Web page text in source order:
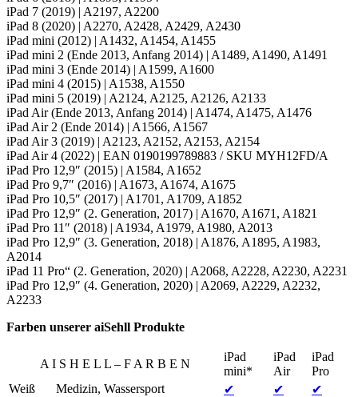
iPad 7 (2019) | A2197, A2200
iPad 8 (2020) | A2270, A2428, A2429, A2430
iPad mini (2012) | A1432, A1454, A1455
iPad mini 2 (Ende 2013, Anfang 2014) | A1489, A1490, A1491
iPad mini 3 (Ende 2014) | A1599, A1600
iPad mini 4 (2015) | A1538, A1550
iPad mini 5 (2019) | A2124, A2125, A2126, A2133
iPad Air (Ende 2013, Anfang 2014) | A1474, A1475, A1476
iPad Air 2 (Ende 2014) | A1566, A1567
iPad Air 3 (2019) | A2123, A2152, A2153, A2154
iPad Air 4 (2022) | EAN 0190199789883 / SKU MYH12FD/A
iPad Pro 12,9″ (2015) | A1584, A1652
iPad Pro 9,7″ (2016) | A1673, A1674, A1675
iPad Pro 10,5″ (2017) | A1701, A1709, A1852
iPad Pro 12,9″ (2. Generation, 2017) | A1670, A1671, A1821
iPad Pro 11″ (2018) | A1934, A1979, A1980, A2013
iPad Pro 12,9″ (3. Generation, 2018) | A1876, A1895, A1983,
A2014
iPad 11 Pro“ (2. Generation, 2020) | A2068, A2228, A2230, A2231
iPad Pro 12,9″ (4. Generation, 2020) | A2069, A2229, A2232,
A2233
Farben unserer aiSehll Produkte
A I S H E L L – F A R B E N
iPad
mini*
iPad
Air
iPad
Pro
Weiß
Medizin, Wassersport ✔ ✔
✔